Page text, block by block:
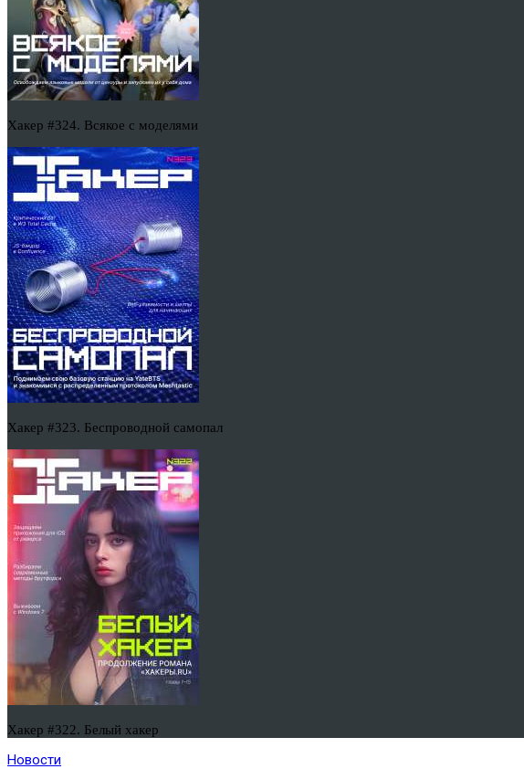
Хакер #324. Всякое с моделями
Хакер #323. Беспроводной самопал
Хакер #322. Белый хакер
Новости